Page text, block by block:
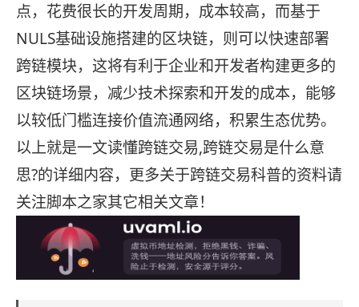
点，花费很长的开发周期，成本较高，而基于
NULS基础设施搭建的区块链，则可以快速部署
跨链模块，这将有利于企业和开发者构建更多的
区块链场景，减少技术探索和开发的成本，能够
以较低门槛连接价值流通网络，积累生态优势。
以上就是一文读懂跨链交易,跨链交易是什么意
思?的详细内容，更多关于跨链交易科普的资料请
关注脚本之家其它相关文章！